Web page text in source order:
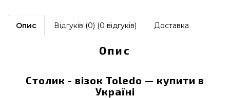
Опис Відгуків (0) (0 відгуків) Доставка
Опис
Столик - візок Toledo — купити в
Україні